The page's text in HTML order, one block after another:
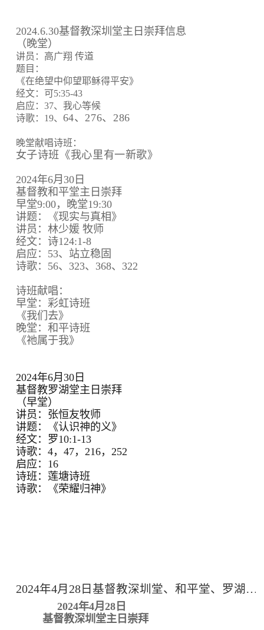
2024.6.30基督教深圳堂主日崇拜信息
（晚堂）
讲员：高广翔 传道
题目：
《在绝望中仰望耶稣得平安》
经文：可5:35-43
启应：37、我心等候
诗歌：19、 64、 276、 286
晚堂献唱诗班：
女子诗班《我心里有一新歌》
2024年6月30日
基督教和平堂主日崇拜
早堂9:00，晚堂19:30
讲题：《现实与真相》
讲员：林少媛 牧师
经文：诗124:1-8
启应：53、站立稳固
诗歌：56、323、368、322
诗班献唱：
早堂：彩虹诗班
《我们去》
晚堂：和平诗班
《祂属于我》
2024年6月30日
基督教罗湖堂主日崇拜
（早堂）
讲员：张恒友牧师
讲题：《认识神的义》
经文：罗10:1-13
诗歌：4，47，216，252
启应：16
诗班：莲塘诗班
诗歌：《荣耀归神》
2024年4月28日基督教深圳堂、和平堂、罗湖堂主日崇拜
2024年4月28日
基督教深圳堂主日崇拜